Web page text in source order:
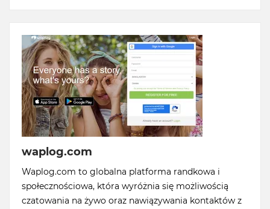
waplog.com
Waplog.com to globalna platforma randkowa i
społecznościowa, która wyróżnia się możliwością
czatowania na żywo oraz nawiązywania kontaktów z